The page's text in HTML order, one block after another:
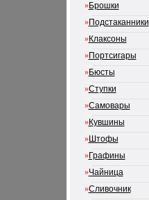
»Брошки
»Подстаканники
»Клаксоны
»Портсигары
»Бюсты
»Ступки
»Самовары
»Кувшины
»Штофы
»Графины
»Чайница
»Сливочник